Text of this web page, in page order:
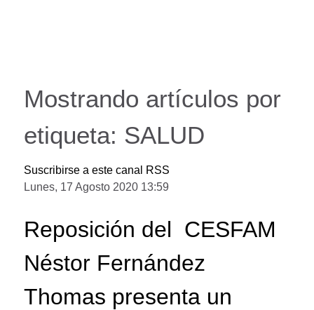
Mostrando artículos por
etiqueta: SALUD
Suscribirse a este canal RSS
Lunes, 17 Agosto 2020 13:59
Reposición del CESFAM
Néstor Fernández
Thomas presenta un